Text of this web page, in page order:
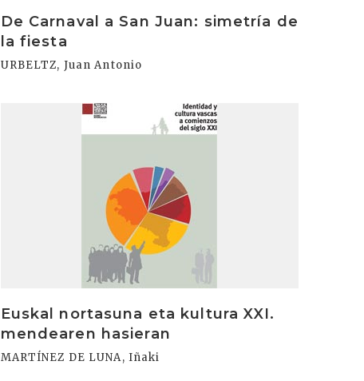
De Carnaval a San Juan: simetría de
la fiesta
URBELTZ, Juan Antonio
Euskal nortasuna eta kultura XXI.
mendearen hasieran
MARTÍNEZ DE LUNA, Iñaki